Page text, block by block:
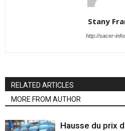
Stany
http://sacer-
RELATED ARTICLES
MORE FROM AUTHOR
Hausse du prix